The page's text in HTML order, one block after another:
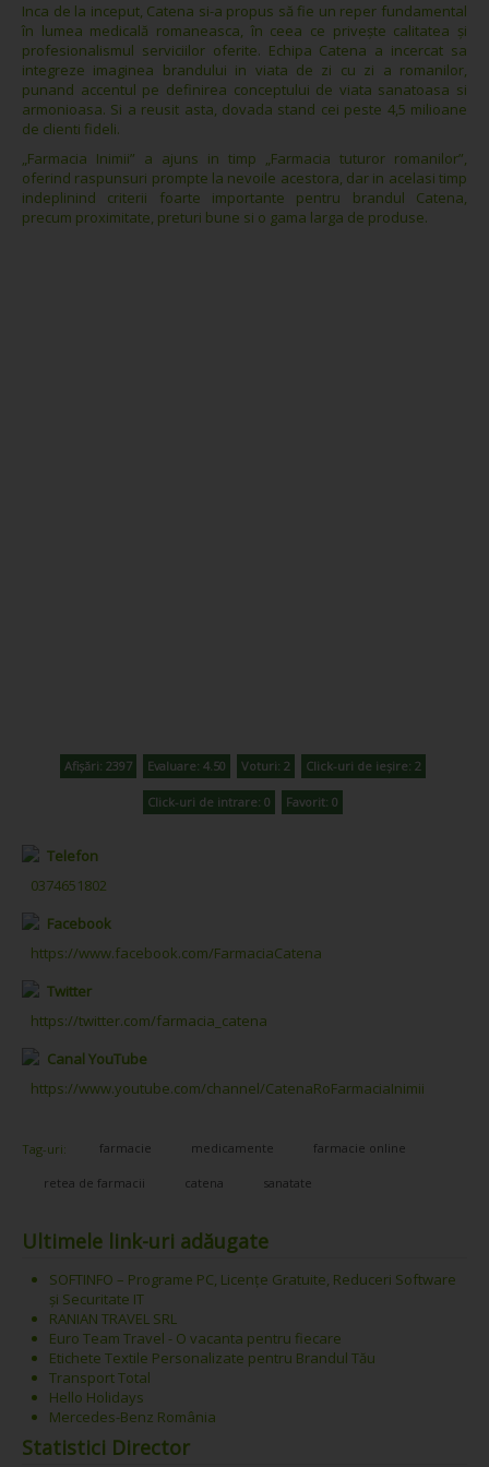
Inca de la inceput, Catena si-a propus să fie un reper fundamental
în lumea medicală romaneasca, în ceea ce priveşte calitatea şi
profesionalismul serviciilor oferite. Echipa Catena a incercat sa
integreze imaginea brandului in viata de zi cu zi a romanilor,
punand accentul pe definirea conceptului de viata sanatoasa si
armonioasa. Si a reusit asta, dovada stand cei peste 4,5 milioane
de clienti fideli.
„Farmacia Inimii” a ajuns in timp „Farmacia tuturor romanilor”,
oferind raspunsuri prompte la nevoile acestora, dar in acelasi timp
indeplinind criterii foarte importante pentru brandul Catena,
precum proximitate, preturi bune si o gama larga de produse.
Afișări: 2397 Evaluare: 4.50 Voturi: 2 Click-uri de ieșire: 2
Click-uri de intrare: 0 Favorit: 0
Telefon
0374651802
Facebook
https://www.facebook.com/FarmaciaCatena
Twitter
https://twitter.com/farmacia_catena
Canal YouTube
https://www.youtube.com/channel/CatenaRoFarmaciaInimii
Tag-uri: farmacie medicamente farmacie online
retea de farmacii catena sanatate
Ultimele link-uri adăugate
SOFTINFO – Programe PC, Licențe Gratuite, Reduceri Software
și Securitate IT
RANIAN TRAVEL SRL
Euro Team Travel - O vacanta pentru fiecare
Etichete Textile Personalizate pentru Brandul Tău
Transport Total
Hello Holidays
Mercedes-Benz România
Statistici Director